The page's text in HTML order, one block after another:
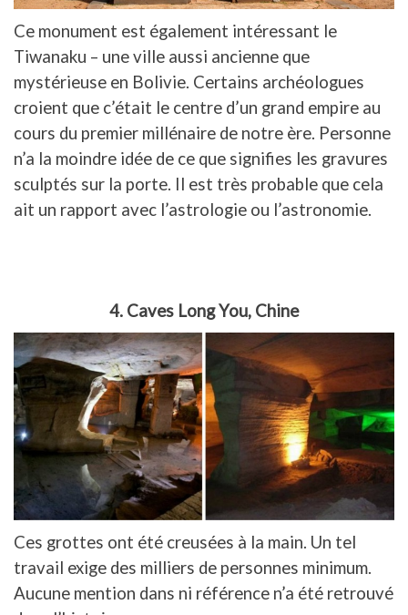
Ce monument est également intéressant le
Tiwanaku – une ville aussi ancienne que
mystérieuse en Bolivie. Certains archéologues
croient que c’était le centre d’un grand empire au
cours du premier millénaire de notre ère. Personne
n’a la moindre idée de ce que signifies les gravures
sculptés sur la porte. Il est très probable que cela
ait un rapport avec l’astrologie ou l’astronomie.
4. Caves Long You, Chine
Ces grottes ont été creusées à la main. Un tel
travail exige des milliers de personnes minimum.
Aucune mention dans ni référence n’a été retrouvé